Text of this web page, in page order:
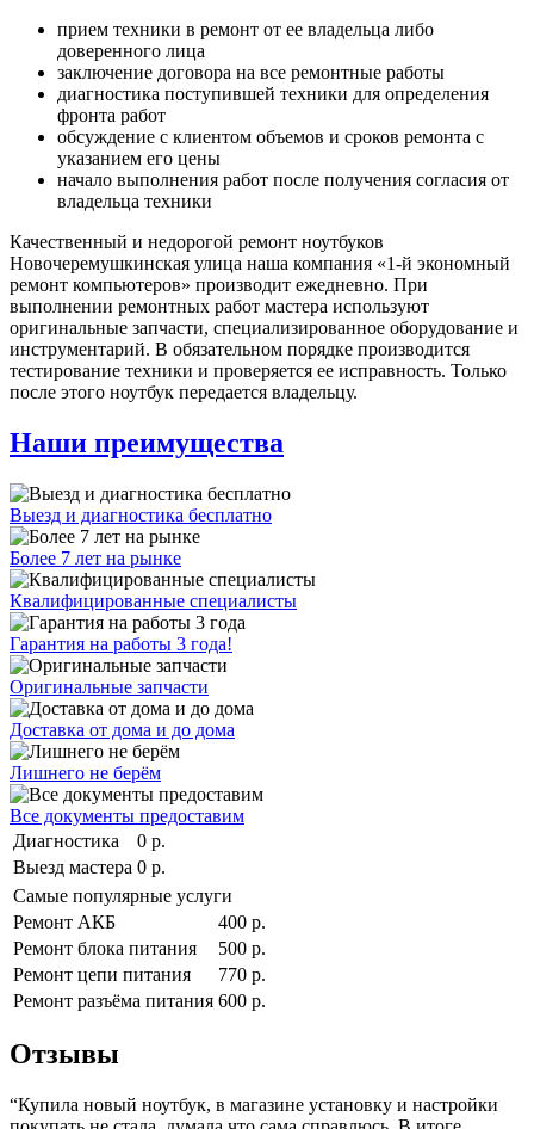
прием техники в ремонт от ее владельца либо
доверенного лица
заключение договора на все ремонтные работы
диагностика поступившей техники для определения
фронта работ
обсуждение с клиентом объемов и сроков ремонта с
указанием его цены
начало выполнения работ после получения согласия от
владельца техники
Качественный и недорогой ремонт ноутбуков
Новочеремушкинская улица наша компания «1-й экономный
ремонт компьютеров» производит ежедневно. При
выполнении ремонтных работ мастера используют
оригинальные запчасти, специализированное оборудование и
инструментарий. В обязательном порядке производится
тестирование техники и проверяется ее исправность. Только
после этого ноутбук передается владельцу.
Наши преимущества
Выезд и диагностика бесплатно
Более 7 лет на рынке
Квалифицированные специалисты
Гарантия на работы 3 года!
Оригинальные запчасти
Доставка от дома и до дома
Лишнего не берём
Все документы предоставим
Диагностика
0 р.
Выезд мастера 0 р.
Самые популярные услуги
Ремонт АКБ
400 р.
Ремонт блока питания
500 р.
Ремонт цепи питания
770 р.
Ремонт разъёма питания 600 р.
Отзывы
“Купила новый ноутбук, в магазине установку и настройки